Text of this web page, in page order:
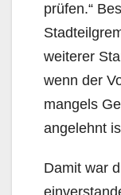
prüfen.“
weiterer
wenn der
mangels
angelehnt
Damit war